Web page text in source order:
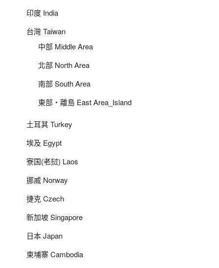
印度 India
台灣 Taiwan
中部 Middle Area
北部 North Area
南部 South Area
東部‧離島 East Area_Island
土耳其 Turkey
埃及 Egypt
寮国(老挝) Laos
挪威 Norway
捷克 Czech
新加坡 Singapore
日本 Japan
柬埔寨 Cambodia